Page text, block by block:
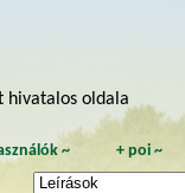
hivatalos oldala
~ + poi~